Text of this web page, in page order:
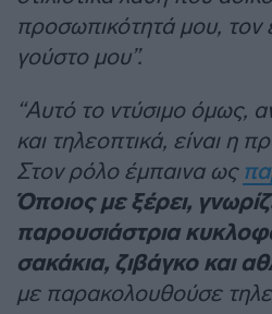
προσωπικότητά μου, τον
γούστο μου”.
“Αυτό το ντύσιμο όμως,
και τηλεοπτικά, είναι η
Στον ρόλο έμπαινα ως
Όποιος με ξέρει,
παρουσιάστρια
σακάκια, ζιβάγκο και
με παρακολουθούσε